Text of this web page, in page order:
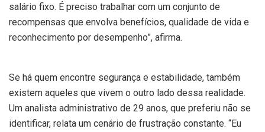
salário fixo. É preciso trabalhar com um conjunto de
recompensas que envolva benefícios, qualidade de vida e
reconhecimento por desempenho”, afirma.
Se há quem encontre segurança e estabilidade, também
existem aqueles que vivem o outro lado dessa realidade.
Um analista administrativo de 29 anos, que preferiu não se
identificar, relata um cenário de frustração constante. “Eu